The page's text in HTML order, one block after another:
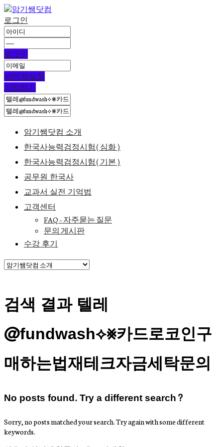
로그인
로그인
비번 재설정
가입하기
암기쌤닷컴 소개
한국사능력검정시험(심화)
한국사능력검정시험(기본)
공무원 한국사
교과서 실전 기억법
고객센터
FAQ – 자주묻는 질문
문의 게시판
수강 후기
검색 결과 텔레
@fundwash⟡⨳카드로코인구
매하는법재테크자금세탁문의
No posts found. Try a different search?
Sorry, no posts matched your search. Try again with some different
keywords.